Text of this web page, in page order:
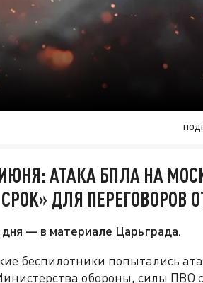
АТАКА БПЛА НА
ДЛЯ ПЕРЕГОВОРОВ
— в материале Царьграда.
беспилотники попытались
обороны, силы ПВО